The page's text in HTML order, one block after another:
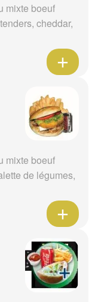
mixte boeuf
cheddar,
mixte boeuf
de légumes,